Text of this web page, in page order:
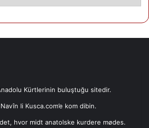
Kürtlerinin buluştuğu sitedir.
li Kusca.com’e kom dibin.
hvor midt anatolske kurdere mødes.